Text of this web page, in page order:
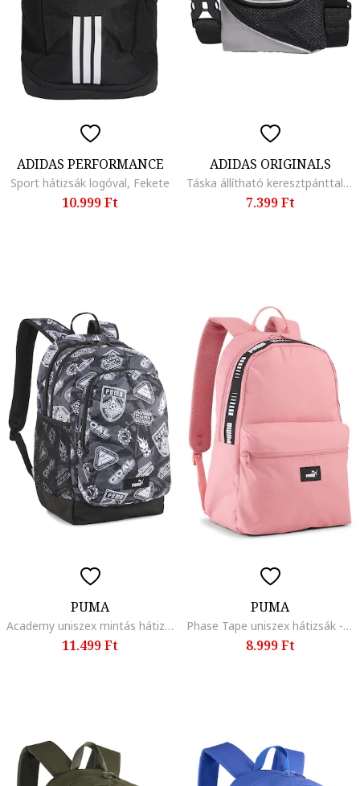
ADIDAS PERFORMANCE
Sport hátizsák logóval, Fekete
10.999 Ft
ADIDAS ORIGINALS
Táska állítható keresztpánttal, Fekete/Világos tópbarna
7.399 Ft
PUMA
Academy uniszex mintás hátizsák - 29 l, Fehér/Fekete/Sötétszürke
11.499 Ft
PUMA
Phase Tape uniszex hátizsák - 20 l, Fekete/Pasztellrózsaszín
8.999 Ft